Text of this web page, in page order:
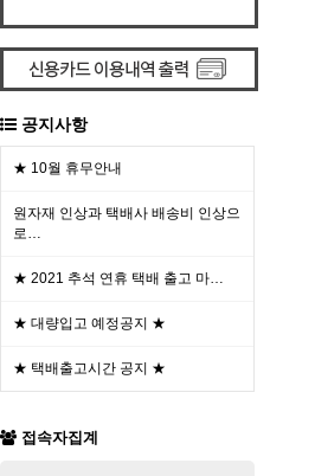
공지사항
★ 10월 휴무안내
원자재 인상과 택배사 배송비 인상으
로…
★ 2021 추석 연휴 택배 출고 마…
★ 대량입고 예정공지 ★
★ 택배출고시간 공지 ★
접속자집계